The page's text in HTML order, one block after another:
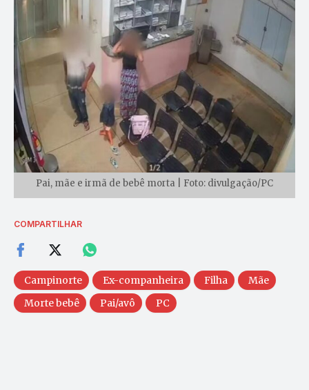
Pai, mãe e irmã de bebê morta | Foto: divulgação/PC
COMPARTILHAR
Campinorte Ex-companheira Filha
Mãe
Morte bebê
Pai/avô PC